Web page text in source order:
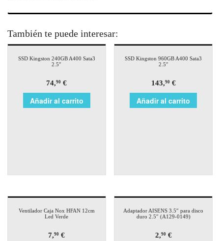
También te puede interesar:
SSD Kingston 240GB A400 Sata3
2.5″
74,90 €
Añadir al carrito
SSD Kingston 960GB A400 Sata3
2.5″
143,90€
Añadir al carrito
Ventilador Caja Nox HFAN 12cm
Led Verde
7,90 €
Adaptador AISENS 3.5″ para disco
duro 2.5″ (A129-0149)
2,90€